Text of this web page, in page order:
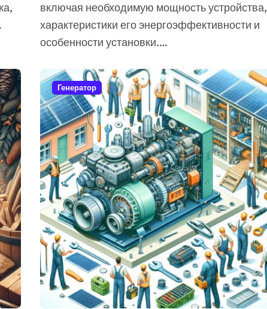
включая необходимую мощность устройства,
характеристики его энергоэффективности и
особенности установки.…
Генератор